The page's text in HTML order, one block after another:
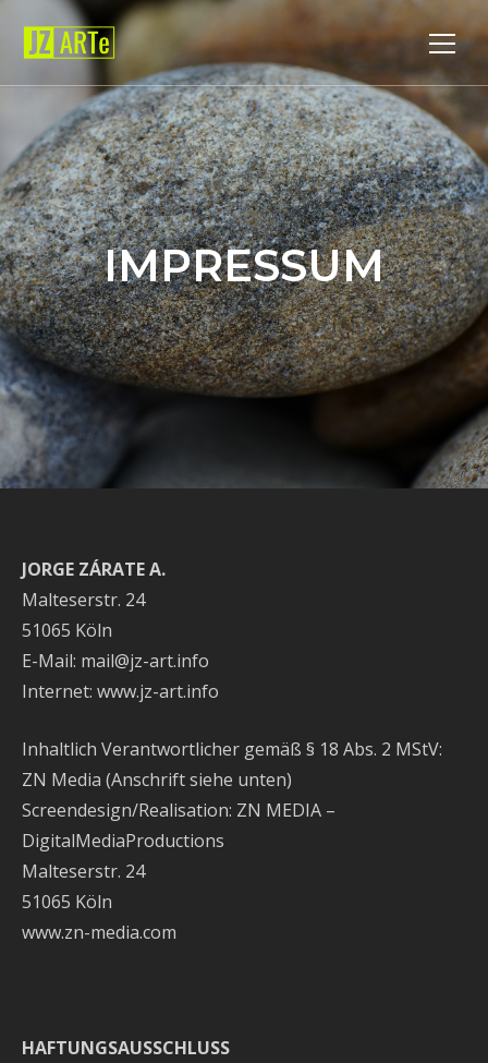
IMPRESSUM
JORGE ZÁRATE A.
Malteserstr. 24
51065 Köln
E-Mail: mail@jz-art.info
Internet: www.jz-art.info
Inhaltlich Verantwortlicher gemäß § 18 Abs. 2 MStV:
ZN Media (Anschrift siehe unten)
Screendesign/Realisation: ZN MEDIA –
DigitalMediaProductions
Malteserstr. 24
51065 Köln
www.zn-media.com
HAFTUNGSAUSSCHLUSS